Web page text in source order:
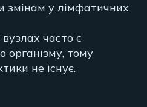
змінам у лімфатичних
часто є
організму, тому
не існує.